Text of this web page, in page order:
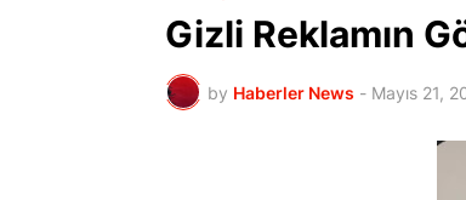
Gizli Reklamın
by Haberler News - Mayıs 21,